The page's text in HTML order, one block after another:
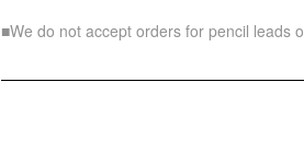
■We do not accept orders for pencil leads